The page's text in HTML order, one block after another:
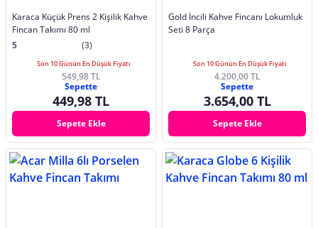
Karaca Küçük Prens 2 Kişilik Kahve
Fincan Takımı 80 ml
5
(3)
Son 10 Günün En Düşük Fiyatı
549,98 TL
Sepette
449,98 TL
Sepete Ekle
Gold İncili Kahve Fincanı Lokumluk
Seti 8 Parça
Son 10 Günün En Düşük Fiyatı
4.200,00 TL
Sepette
3.654,00 TL
Sepete Ekle